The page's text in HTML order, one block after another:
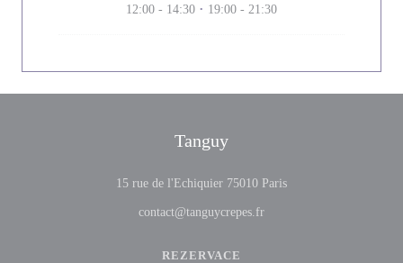
12:00 - 14:30 • 19:00 - 21:30
Tanguy
15 rue de l'Echiquier 75010 Paris((otevře se v novém
contact@tanguycrepes.fr
REZERVACE